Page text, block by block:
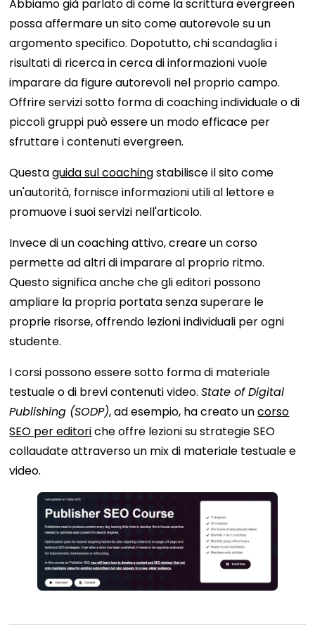
Abbiamo già parlato di come la scrittura evergreen
possa affermare un sito come autorevole su un
argomento specifico. Dopotutto, chi scandaglia i
risultati di ricerca in cerca di informazioni vuole
imparare da figure autorevoli nel proprio campo.
Offrire servizi sotto forma di coaching individuale o di
piccoli gruppi può essere un modo efficace per
sfruttare i contenuti evergreen.
Questaguida sul coachingstabilisce il sito come
un'autorità, fornisce informazioni utili al lettore e
promuove i suoi servizi nell'articolo.
Invece di un coaching attivo, creare un corso
permette ad altri di imparare al proprio ritmo.
Questo significa anche che gli editori possono
ampliare la propria portata senza superare le
proprie risorse, offrendo lezioni individuali per ogni
studente.
I corsi possono essere sotto forma di materiale
testuale o di brevi contenuti video.State of Digital
Publishing (SODP), ad esempio, ha creato uncorso
SEO per editoriche offre lezioni su strategie SEO
collaudate attraverso un mix di materiale testuale e
video.